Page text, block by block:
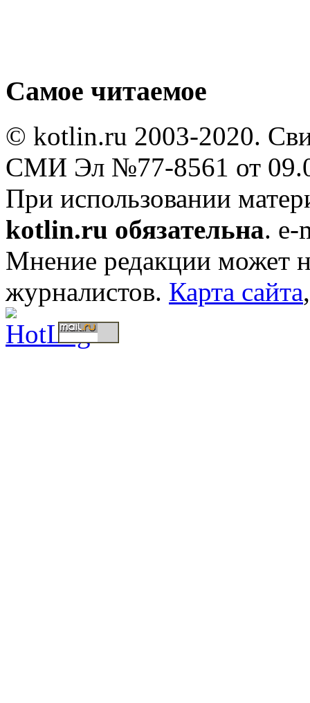
Самое читаемое
© kotlin.ru 2003-2020.
СМИ Эл №77-8561 от
При использовании
kotlin.ru обязательна. e-
Мнение редакции может
журналистов. Карта сайта